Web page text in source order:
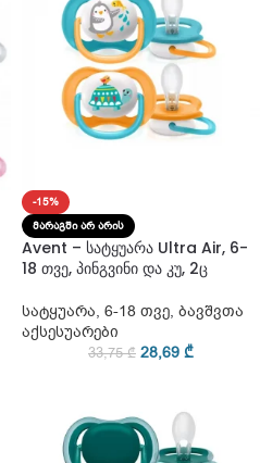
-15%
ᲛᲐᲠᲐᲒᲨᲘ ᲐᲠ ᲐᲠᲘᲡ
Avent – სატყუარა Ultra Air, 6-
18 თვე, პინგვინი და კუ, 2ც
სატყუარა, 6-18 თვე, ბავშვთა
აქსესუარები
33,75₾ 28,69 ₾